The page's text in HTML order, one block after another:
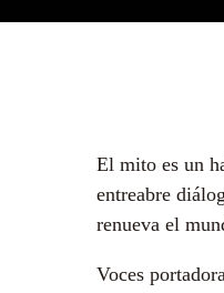
El mito es un
entreabre
renueva el
Voces